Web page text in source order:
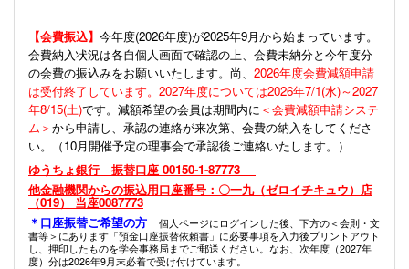
【会費振込】 今年度(2026年度)が2025年9月から始まっています。
会費納入状況は各自個人画面で確認の上、会費未納分と今年度分
の会費の振込みをお願いいたします。尚、 2026年度会費減額申請
は受付終了しています。2027年度については2026年7/1(水)～2027
年8/15(土)です。減額希望の会員は期間内に ＜会費減額申請システ
ム＞から申請し、承認の連絡が来次第、会費の納入をしてくださ
い。（10月開催予定の理事会で承認後ご連絡いたします。）
ゆうちょ銀行 振替口座 00150-1-87773
他金融機関からの振込用口座番号：〇一九（ゼロイチキュウ）店
（019） 当座0087773
＊口座振替ご希望の方
個人ページにログインした後、下方の＜会則・文
書等＞にあります「預金口座振替依頼書」に必要事項を入力後プリントアウト
し、押印したものを学会事務局までご郵送ください。なお、次年度（2027年
度）分は2026年9月末必着で受け付けています。